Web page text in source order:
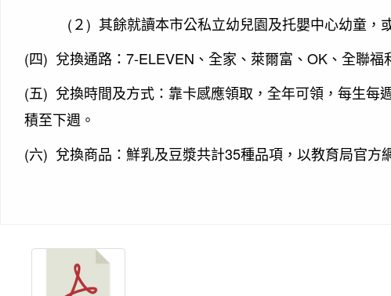
( ２ ) 其餘就讀本市公私立幼兒園及托嬰中心幼童，
( 四) 兌換通路： 7-ELEVEN 、全家、萊爾富、 OK 、全聯
(五) 兌換時間及方式：靠卡感應領取，全年可領，每生每
積至下週。
(六) 兌換商品：鮮乳及豆漿共計35種品項，以教育局官方